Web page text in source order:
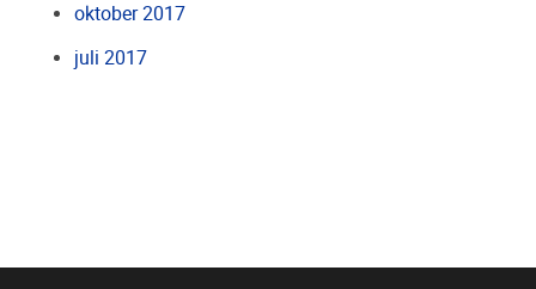
oktober 2017
juli 2017